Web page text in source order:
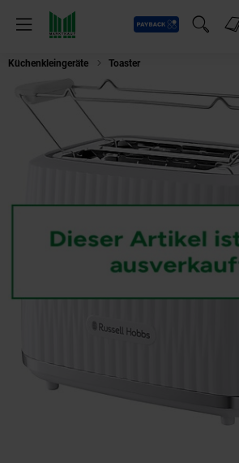
Menü
Payback
Suchfeld
Küchenkleingeräte Toaster